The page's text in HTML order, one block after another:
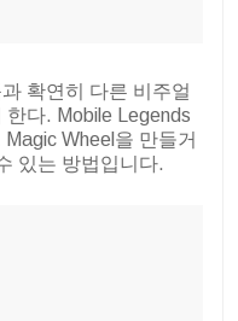
확연히 다른 비주얼
다. Mobile Legends
Wheel을 만들거
있는 방법입니다.